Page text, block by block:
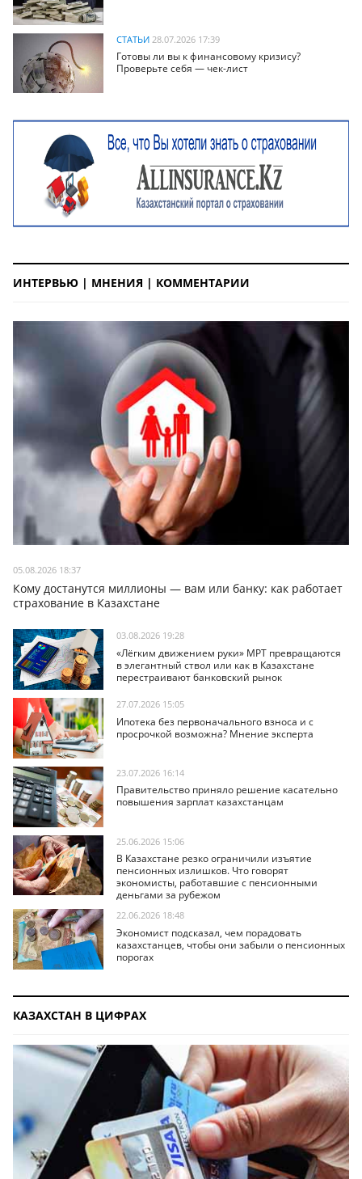
СТАТЬИ 28.07.2026 17:39
Готовы ли вы к финансовому кризису?
Проверьте себя — чек-лист
ИНТЕРВЬЮ | МНЕНИЯ | КОММЕНТАРИИ
05.08.2026 18:37
Кому достанутся миллионы — вам или банку: как работает
страхование в Казахстане
03.08.2026 19:28
«Лёгким движением руки» МРТ превращаются
в элегантный ствол или как в Казахстане
перестраивают банковский рынок
27.07.2026 15:05
Ипотека без первоначального взноса и с
просрочкой возможна? Мнение эксперта
23.07.2026 16:14
Правительство приняло решение касательно
повышения зарплат казахстанцам
25.06.2026 15:06
В Казахстане резко ограничили изъятие
пенсионных излишков. Что говорят
экономисты, работавшие с пенсионными
деньгами за рубежом
22.06.2026 18:48
Экономист подсказал, чем порадовать
казахстанцев, чтобы они забыли о пенсионных
порогах
КАЗАХСТАН В ЦИФРАХ